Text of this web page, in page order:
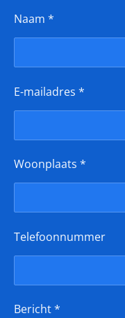
Naam *
E-mailadres *
Woonplaats *
Telefoonnummer
Bericht *